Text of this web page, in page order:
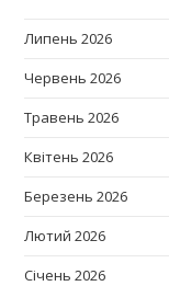
Липень 2026
Червень 2026
Травень 2026
Квітень 2026
Березень 2026
Лютий 2026
Січень 2026